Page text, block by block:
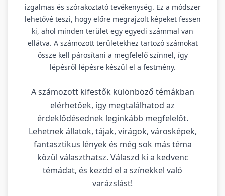
izgalmas és szórakoztató tevékenység. Ez a módszer
lehetővé teszi, hogy előre megrajzolt képeket fessen
ki, ahol minden terület egy egyedi számmal van
ellátva. A számozott területekhez tartozó számokat
össze kell párosítani a megfelelő színnel, így
lépésről lépésre készül el a festmény.
A számozott kifestők különböző témákban
elérhetőek, így megtalálhatod az
érdeklődésednek leginkább megfelelőt.
Lehetnek állatok, tájak, virágok, városképek,
fantasztikus lények és még sok más téma
közül választhatsz. Válaszd ki a kedvenc
témádat, és kezdd el a színekkel való
varázslást!